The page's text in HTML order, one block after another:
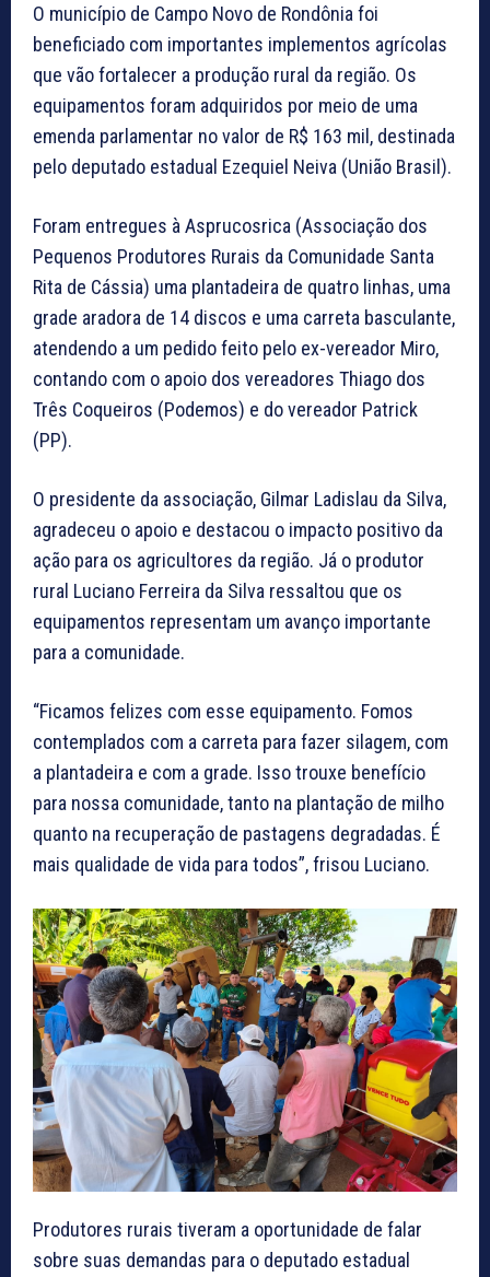
O município de Campo Novo de Rondônia foi
beneficiado com importantes implementos agrícolas
que vão fortalecer a produção rural da região. Os
equipamentos foram adquiridos por meio de uma
emenda parlamentar no valor de R$ 163 mil, destinada
pelo deputado estadual Ezequiel Neiva (União Brasil).
Foram entregues à Asprucosrica (Associação dos
Pequenos Produtores Rurais da Comunidade Santa
Rita de Cássia) uma plantadeira de quatro linhas, uma
grade aradora de 14 discos e uma carreta basculante,
atendendo a um pedido feito pelo ex-vereador Miro,
contando com o apoio dos vereadores Thiago dos
Três Coqueiros (Podemos) e do vereador Patrick
(PP).
O presidente da associação, Gilmar Ladislau da Silva,
agradeceu o apoio e destacou o impacto positivo da
ação para os agricultores da região. Já o produtor
rural Luciano Ferreira da Silva ressaltou que os
equipamentos representam um avanço importante
para a comunidade.
“Ficamos felizes com esse equipamento. Fomos
contemplados com a carreta para fazer silagem, com
a plantadeira e com a grade. Isso trouxe benefício
para nossa comunidade, tanto na plantação de milho
quanto na recuperação de pastagens degradadas. É
mais qualidade de vida para todos”, frisou Luciano.
Produtores rurais tiveram a oportunidade de falar
sobre suas demandas para o deputado estadual